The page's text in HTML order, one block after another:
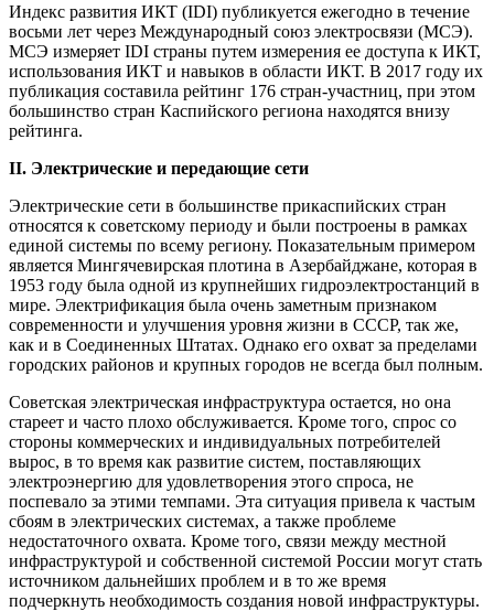
Индекс развития ИКТ (IDI) публикуется ежегодно в течение
восьми лет через Международный союз электросвязи (МСЭ).
МСЭ измеряет IDI страны путем измерения ее доступа к ИКТ,
использования ИКТ и навыков в области ИКТ. В 2017 году их
публикация составила рейтинг 176 стран-участниц, при этом
большинство стран Каспийского региона находятся внизу
рейтинга.
II. Электрические и передающие сети
Электрические сети в большинстве прикаспийских стран
относятся к советскому периоду и были построены в рамках
единой системы по всему региону. Показательным примером
является Мингячевирская плотина в Азербайджане, которая в
1953 году была одной из крупнейших гидроэлектростанций в
мире. Электрификация была очень заметным признаком
современности и улучшения уровня жизни в СССР, так же,
как и в Соединенных Штатах. Однако его охват за пределами
городских районов и крупных городов не всегда был полным.
Советская электрическая инфраструктура остается, но она
стареет и часто плохо обслуживается. Кроме того, спрос со
стороны коммерческих и индивидуальных потребителей
вырос, в то время как развитие систем, поставляющих
электроэнергию для удовлетворения этого спроса, не
поспевало за этими темпами. Эта ситуация привела к частым
сбоям в электрических системах, а также проблеме
недостаточного охвата. Кроме того, связи между местной
инфраструктурой и собственной системой России могут стать
источником дальнейших проблем и в то же время
подчеркнуть необходимость создания новой инфраструктуры.